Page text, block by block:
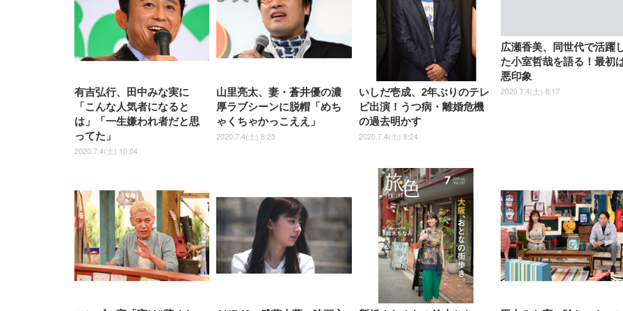
有吉弘行、田中みな実に
「こんな人気者になると
は」「一生嫌われ者だと思
ってた」
2020.7.4(土) 10:04
山里亮太、妻・蒼井優の濃
厚ラブシーンに脱帽「めち
ゃくちゃかっこええ」
2020.7.4(土) 8:25
いしだ壱成、2年ぶりのテレ
ビ出演！うつ病・離婚危機
の過去明かす
2020.7.4(土) 8:24
広瀬香美、同世代で活躍
た小室哲哉を語る！最初
悪印象
2020.7.4(土) 8:17